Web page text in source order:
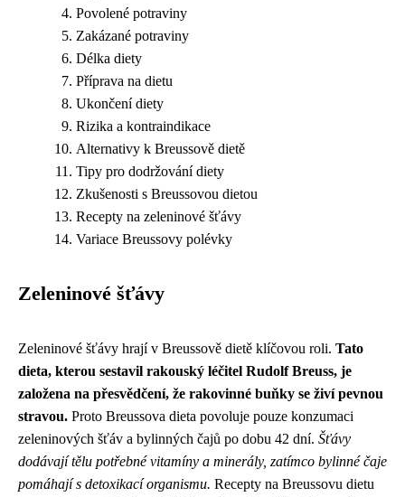
Povolené potraviny
Zakázané potraviny
Délka diety
Příprava na dietu
Ukončení diety
Rizika a kontraindikace
Alternativy k Breussově dietě
Tipy pro dodržování diety
Zkušenosti s Breussovou dietou
Recepty na zeleninové šťávy
Variace Breussovy polévky
Zeleninové šťávy
Zeleninové šťávy hrají v Breussově dietě klíčovou roli. Tato
dieta, kterou sestavil rakouský léčitel Rudolf Breuss, je
založena na přesvědčení, že rakovinné buňky se živí pevnou
stravou. Proto Breussova dieta povoluje pouze konzumaci
zeleninových šťáv a bylinných čajů po dobu 42 dní. Šťávy
dodávají tělu potřebné vitamíny a minerály, zatímco bylinné čaje
pomáhají s detoxikací organismu. Recepty na Breussovu dietu